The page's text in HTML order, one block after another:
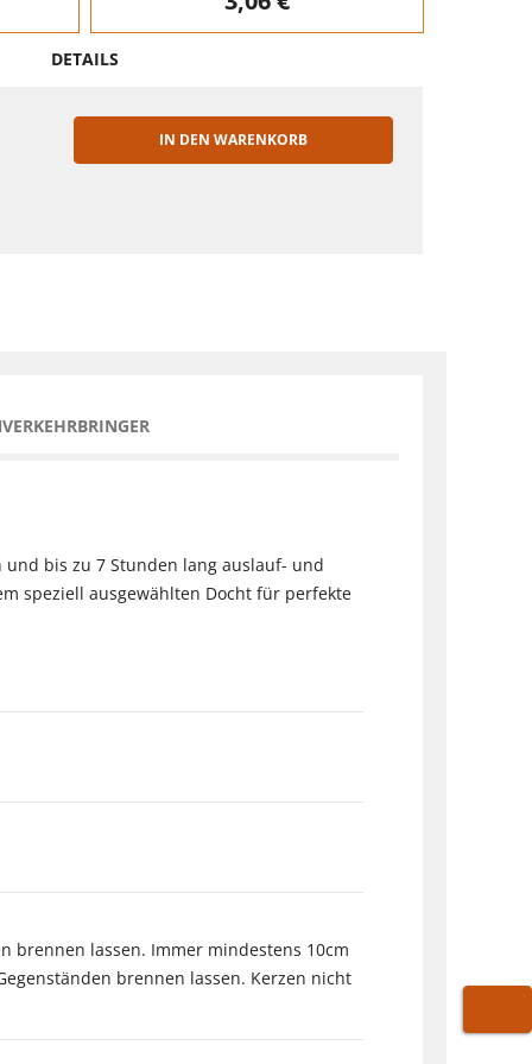
DETAILS
IN DEN WARENKORB
und bis zu 7 Stunden lang auslauf- und
speziell ausgewählten Docht für perfekte
brennen lassen. Immer mindestens 10cm
brennen lassen. Kerzen nicht